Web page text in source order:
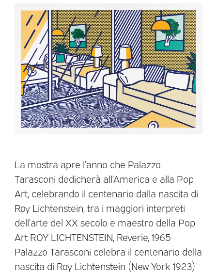
La mostra apre l’anno che Palazzo
Tarasconi dedicherà all’America e alla Pop
Art, celebrando il centenario dalla nascita di
Roy Lichtenstein, tra i maggiori interpreti
dell’arte del XX secolo e maestro della Pop
Art ROY LICHTENSTEIN, Reverie, 1965
Palazzo Tarasconi celebra il centenario della
nascita di Roy Lichtenstein (New York 1923)